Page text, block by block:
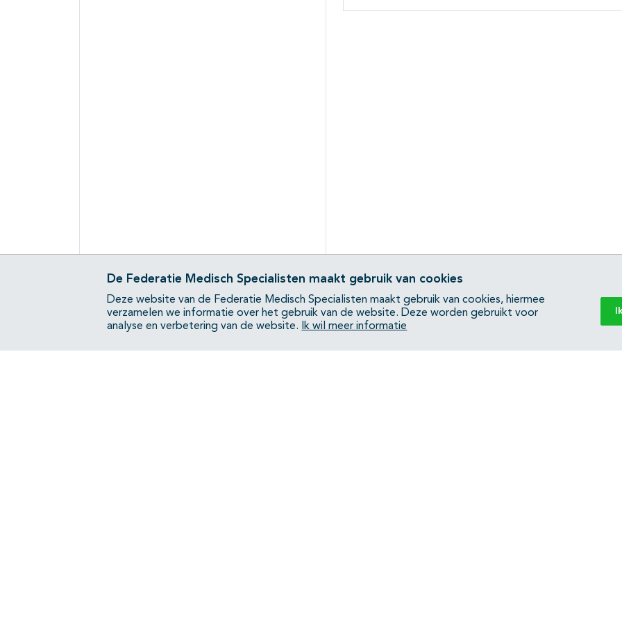
De Federatie Medisch Specialisten maakt gebruik van cookies
Deze website van de Federatie Medisch Specialisten maakt gebruik van cookies, hiermee
verzamelen we informatie over het gebruik van de website. Deze worden gebruikt voor
analyse en verbetering van de website.
Ik wil meer informatie